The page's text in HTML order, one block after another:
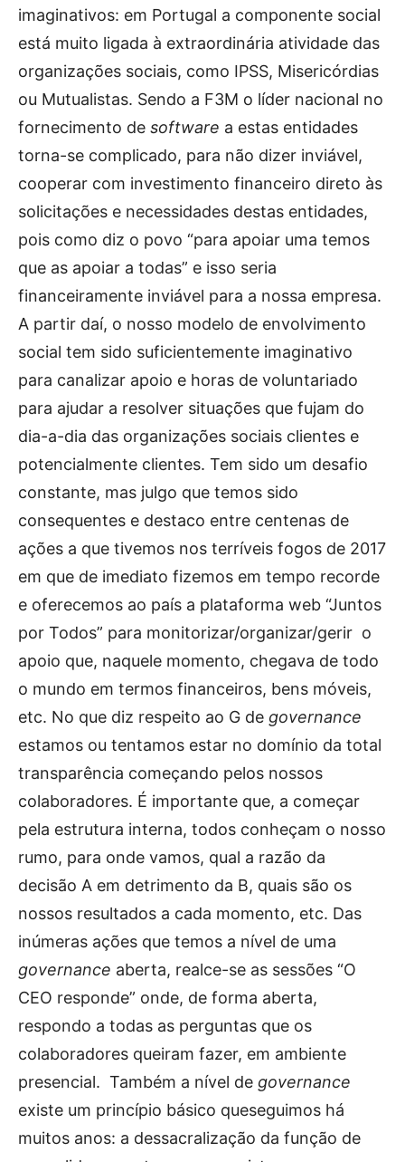
imaginativos: em Portugal a componente social
está muito ligada à extraordinária atividade das
organizações sociais, como IPSS, Misericórdias
ou Mutualistas. Sendo a F3M o líder nacional no
fornecimento de software a estas entidades
torna-se complicado, para não dizer inviável,
cooperar com investimento financeiro direto às
solicitações e necessidades destas entidades,
pois como diz o povo “para apoiar uma temos
que as apoiar a todas” e isso seria
financeiramente inviável para a nossa empresa.
A partir daí, o nosso modelo de envolvimento
social tem sido suficientemente imaginativo
para canalizar apoio e horas de voluntariado
para ajudar a resolver situações que fujam do
dia-a-dia das organizações sociais clientes e
potencialmente clientes. Tem sido um desafio
constante, mas julgo que temos sido
consequentes e destaco entre centenas de
ações a que tivemos nos terríveis fogos de 2017
em que de imediato fizemos em tempo recorde
e oferecemos ao país a plataforma web “Juntos
por Todos” para monitorizar/organizar/gerir o
apoio que, naquele momento, chegava de todo
o mundo em termos financeiros, bens móveis,
etc. No que diz respeito ao G de governance
estamos ou tentamos estar no domínio da total
transparência começando pelos nossos
colaboradores. É importante que, a começar
pela estrutura interna, todos conheçam o nosso
rumo, para onde vamos, qual a razão da
decisão A em detrimento da B, quais são os
nossos resultados a cada momento, etc. Das
inúmeras ações que temos a nível de uma
governance aberta, realce-se as sessões “O
CEO responde” onde, de forma aberta,
respondo a todas as perguntas que os
colaboradores queiram fazer, em ambiente
presencial. Também a nível de governance
existe um princípio básico queseguimos há
muitos anos: a dessacralização da função de